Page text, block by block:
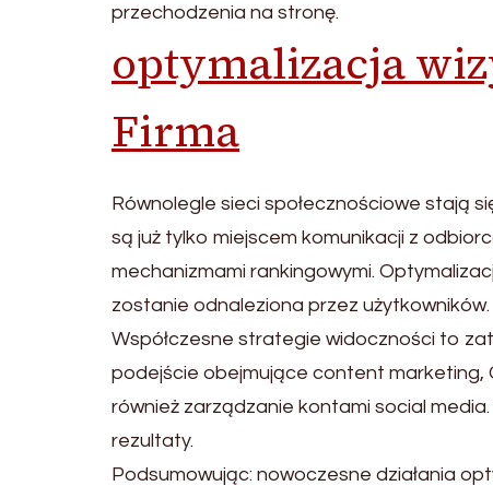
przechodzenia na stronę.
optymalizacja
Firma
Równolegle sieci społecznościowe stają
są już tylko miejscem komunikacji z
mechanizmami rankingowymi.
zostanie odnaleziona przez użytkowników.
Współczesne strategie widoczności to
podejście obejmujące content marketing,
również zarządzanie kontami social
rezultaty.
Podsumowując: nowoczesne działania